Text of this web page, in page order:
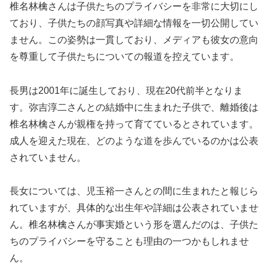
椎名林檎さんは子供たちのプライバシーを非常に大切にし
ており、子供たちの顔写真や詳細な情報を一切公開してい
ません。この姿勢は一貫しており、メディアも彼女の意向
を尊重して子供たちについての報道を控えています。
長男は2001年に誕生しており、現在20代前半となりま
す。弥吉淳二さんとの結婚中に生まれた子供で、離婚後は
椎名林檎さんが親権を持って育てているとされています。
成人を迎えた現在、どのような道を歩んでいるのかは公表
されていません。
長女については、児玉裕一さんとの間に生まれたと報じら
れていますが、具体的な出生年や詳細は公表されていませ
ん。椎名林檎さんが事実婚という形を選んだのは、子供た
ちのプライバシーを守ることも理由の一つかもしれませ
ん。